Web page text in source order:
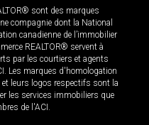
sont des marques
compagnie dont la National
canadienne de l’immobilier
REALTOR® servent à
par les courtiers et agents
Les marques d'homologation
leurs logos respectifs sont la
les services immobiliers que
de l'ACI.